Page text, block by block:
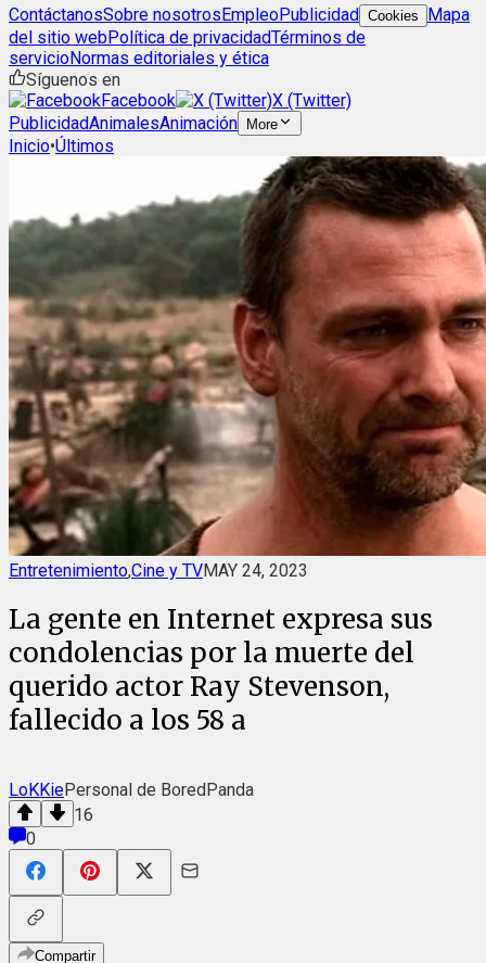
ContáctanosSobre nosotrosEmpleoPublicidad Cookies
Mapa
del sitio webPolítica de privacidadTérminos de
servicioNormas editoriales y ética
Síguenos en
Facebook
X (Twitter)
PublicidadAnimalesAnimación More
Inicio•Últimos
Entretenimiento,Cine y TVMAY 24, 2023
La gente en Internet expresa sus
condolencias por la muerte del
querido actor Ray Stevenson,
fallecido a los 58 a
LoKKiePersonal de BoredPanda
16
0
Compartir